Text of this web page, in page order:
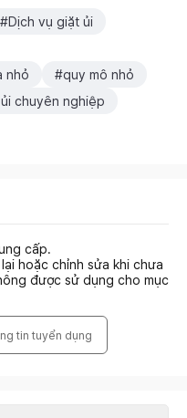
#Dịch vụ giặt ủi
nhỏ
#quy mô nhỏ
chuyên nghiệp
cấp.
hoặc chỉnh sửa khi chưa
được sử dụng cho mục
tin tuyển dụng